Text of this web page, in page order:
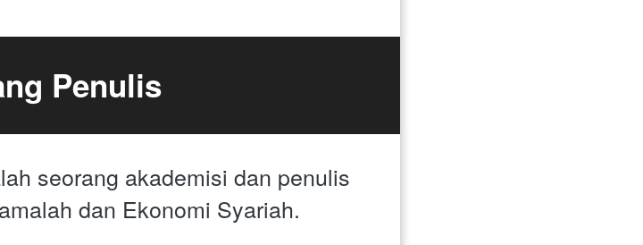
Penulis
seorang akademisi dan penulis
dan Ekonomi Syariah.